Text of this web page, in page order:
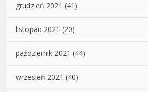
grudzień 2021 (41)
listopad 2021 (20)
październik 2021 (44)
wrzesień 2021 (40)